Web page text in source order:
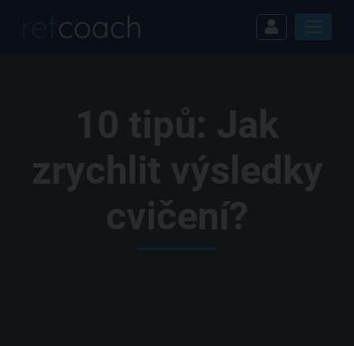
10 tipů: Jak
zrychlit výsledky
cvičení?